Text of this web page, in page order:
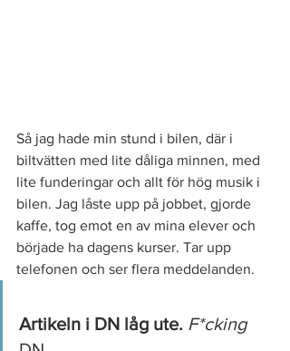
Så jag hade min stund i bilen, där i
biltvätten med lite dåliga minnen, med
lite funderingar och allt för hög musik i
bilen. Jag låste upp på jobbet, gjorde
kaffe, tog emot en av mina elever och
började ha dagens kurser. Tar upp
telefonen och ser flera meddelanden.
Artikeln i DN låg ute. F*cking